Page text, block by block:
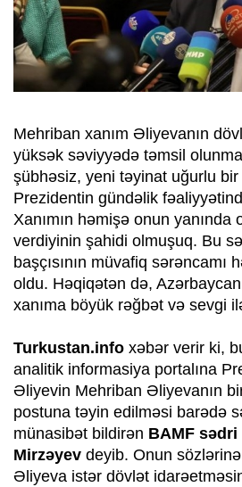
Mehriban xanım Əliyevanın
yüksək səviyyədə təmsil
şübhəsiz, yeni təyinat uğurlu
Prezidentin gündəlik
Xanımın həmişə onun
verdiyinin şahidi olmuşuq. Bu
başçısının müvafiq sərəncamı
oldu. Həqiqətən də,
xanıma böyük rəğbət və sevgi
Turkustan.info xəbər verir ki,
analitik informasiya portalına
Əliyevin Mehriban Əliyevanın
postuna təyin edilməsi barədə
münasibət bildirən BAMF sədri
Mirzəyev deyib. Onun
Əliyeva istər dövlət